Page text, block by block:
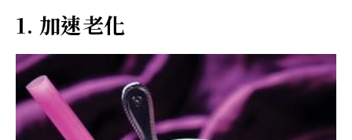
1. 加速老化